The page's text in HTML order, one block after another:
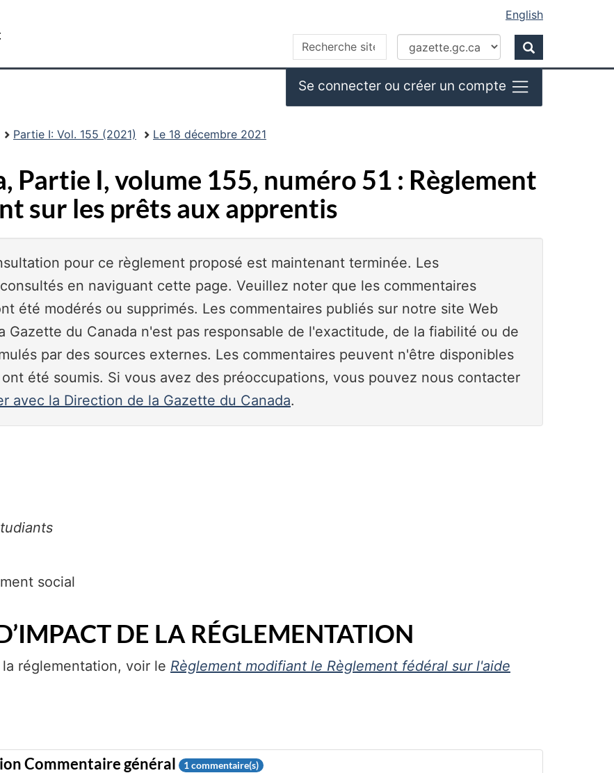
content
this
version
English
of
Recherche
Recherche
dans
Web
Se connecter ou créer un compte
Partie I: Vol. 155 (2021) Le 18 décembre 2021
Partie I, volume 155, numéro 51 : Règlement
sur les prêts aux apprentis
pour ce règlement proposé est maintenant terminée. Les
en naviguant cette page. Veuillez noter que les commentaires
été modérés ou supprimés. Les commentaires publiés sur notre site Web
Gazette du Canada n'est pas responsable de l'exactitude, de la fiabilité ou de
par des sources externes. Les commentaires peuvent n'être disponibles
été soumis. Si vous avez des préoccupations, vous pouvez nous contacter
avec la Direction de la Gazette du Canada.
social
DE LA RÉGLEMENTATION
la réglementation, voir le Règlement modifiant le Règlement fédéral sur l'aide
1commentaire(s)